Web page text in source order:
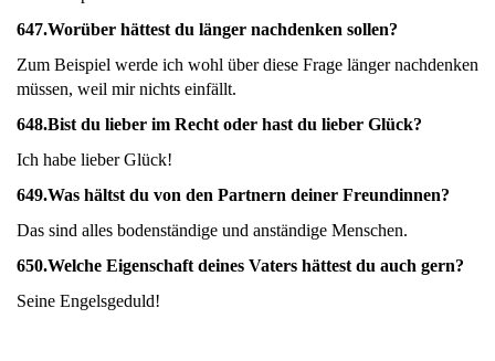
647.Worüber hättest du länger nachdenken sollen?
Zum Beispiel werde ich wohl über diese Frage länger nachdenken
müssen, weil mir nichts einfällt.
648.Bist du lieber im Recht oder hast du lieber Glück?
Ich habe lieber Glück!
649.Was hältst du von den Partnern deiner Freundinnen?
Das sind alles bodenständige und anständige Menschen.
650.Welche Eigenschaft deines Vaters hättest du auch gern?
Seine Engelsgeduld!